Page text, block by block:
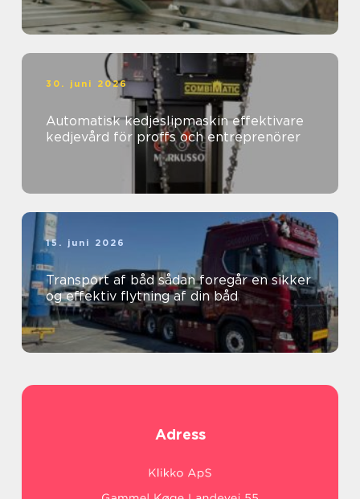
30. juni 2026
Automatisk kedjeslipmaskin effektivare
kedjevård för proffs och entreprenörer
15. juni 2026
Transport af båd sådan foregår en sikker
og effektiv flytning af din båd
Adress